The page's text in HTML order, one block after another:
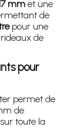
mm et une
de
pour une
de
pour
permet de
de
toute la